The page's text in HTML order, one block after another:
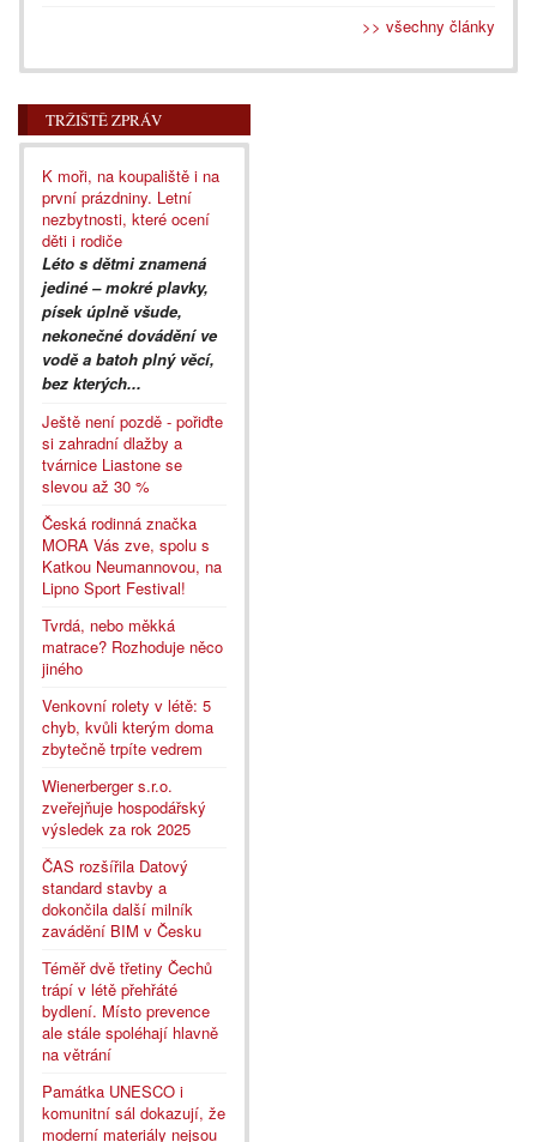
>> všechny články
TRŽIŠTĚ ZPRÁV
K moři, na koupaliště i na
první prázdniny. Letní
nezbytnosti, které ocení
děti i rodiče
Léto s dětmi znamená
jediné – mokré plavky,
písek úplně všude,
nekonečné dovádění ve
vodě a batoh plný věcí,
bez kterých...
Ještě není pozdě - pořiďte
si zahradní dlažby a
tvárnice Liastone se
slevou až 30 %
Česká rodinná značka
MORA Vás zve, spolu s
Katkou Neumannovou, na
Lipno Sport Festival!
Tvrdá, nebo měkká
matrace? Rozhoduje něco
jiného
Venkovní rolety v létě: 5
chyb, kvůli kterým doma
zbytečně trpíte vedrem
Wienerberger s.r.o.
zveřejňuje hospodářský
výsledek za rok 2025
ČAS rozšířila Datový
standard stavby a
dokončila další milník
zavádění BIM v Česku
Téměř dvě třetiny Čechů
trápí v létě přehřáté
bydlení. Místo prevence
ale stále spoléhají hlavně
na větrání
Památka UNESCO i
komunitní sál dokazují, že
moderní materiály nejsou